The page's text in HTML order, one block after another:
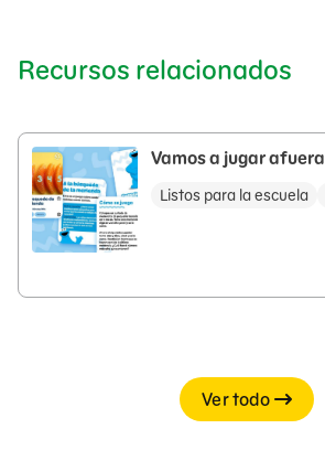
Recursos relacionados
Vamos a jugar afuera
Listos para la escuela
Ver todo